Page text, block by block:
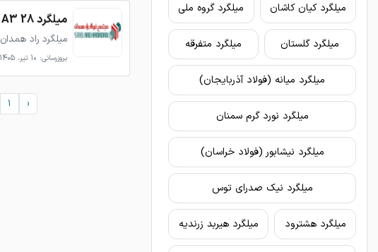
میلگرد کیان کاشان میلگرد گروه ملی
میلگرد گلستان میلگرد متفرقه
میلگرد میانه (فولاد آذربایجان)
میلگرد نورد گرم سمنان
میلگرد نیشابور (فولاد خراسان)
میلگرد نیک صدرای توس
میلگرد هشترود میلگرد هیربد زرندیه
میلگرد 28 A3 طول 12 راد همدان
میلگرد راد همدان
بروزرسانی: 10 تیر، 1405
‹
1